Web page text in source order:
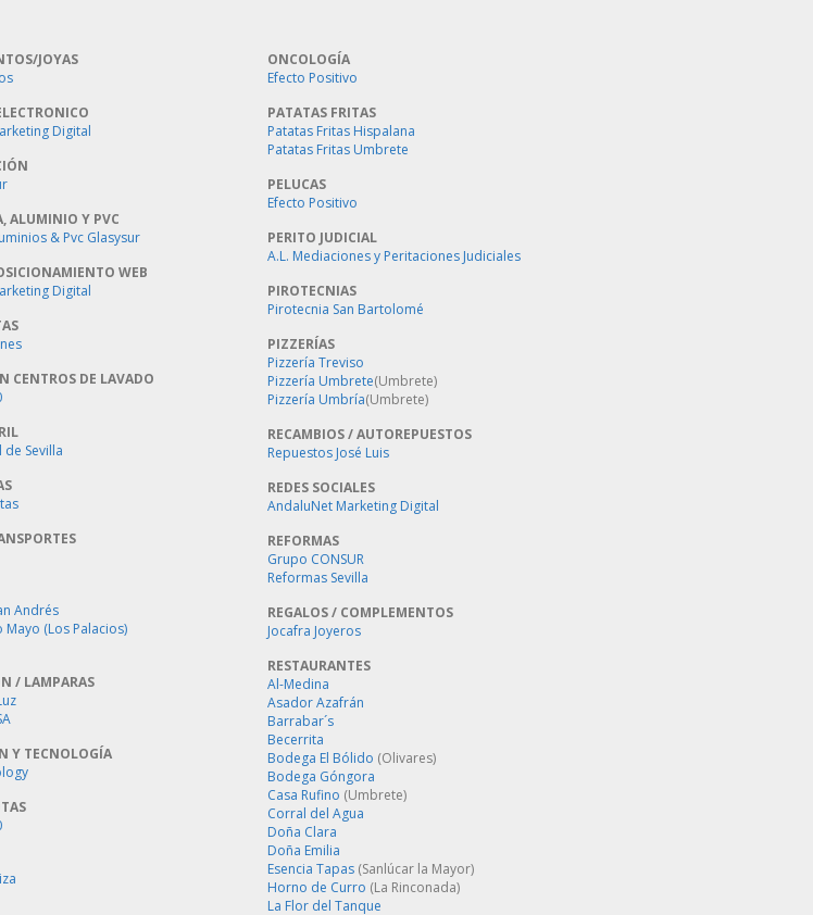
JOYAS
Digital
ALUMINIO Y PVC
& Pvc Glasysur
WEB
Digital
CENTROS DE LAVADO
Sevilla
Andrés
(Los Palacios)
/ LAMPARAS
Y TECNOLOGÍA
ONCOLOGÍA
Efecto Positivo
PATATAS FRITAS
Patatas Fritas Hispalana
Patatas Fritas Umbrete
PELUCAS
Efecto Positivo
PERITO JUDICIAL
A.L. Mediaciones y Peritaciones Judiciales
PIROTECNIAS
Pirotecnia San Bartolomé
PIZZERÍAS
Pizzería Treviso
Pizzería Umbrete(Umbrete)
Pizzería Umbría(Umbrete)
RECAMBIOS / AUTOREPUESTOS
Repuestos José Luis
REDES SOCIALES
AndaluNet Marketing Digital
REFORMAS
Grupo CONSUR
Reformas Sevilla
REGALOS / COMPLEMENTOS
Jocafra Joyeros
RESTAURANTES
Al-Medina
Asador Azafrán
Barrabar´s
Becerrita
Bodega El Bólido (Olivares)
Bodega Góngora
Casa Rufino (Umbrete)
Corral del Agua
Doña Clara
Doña Emilia
Esencia Tapas (Sanlúcar la Mayor)
Horno de Curro (La Rinconada)
La Flor del Tanque